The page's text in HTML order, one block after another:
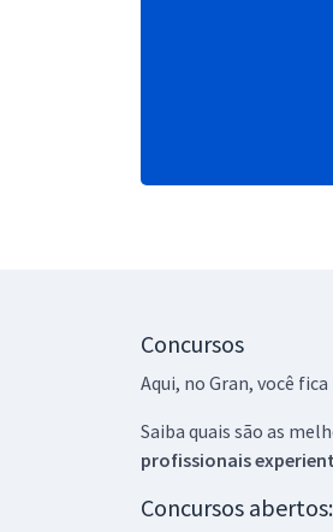
Concursos
Aqui, no Gran, você
Saiba quais são as
profissionais
Concursos